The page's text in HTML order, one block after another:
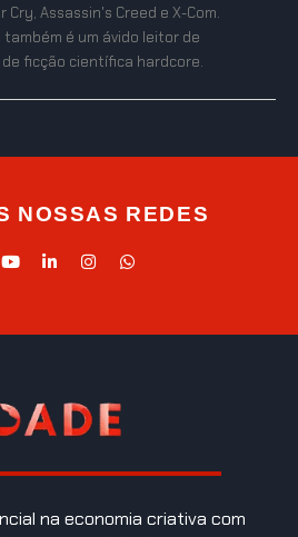
Cry, Assassin's Creed e X-Com.
também é um ávido leitor de
ficção científica hardcore.
NOSSAS REDES
na economia criativa com